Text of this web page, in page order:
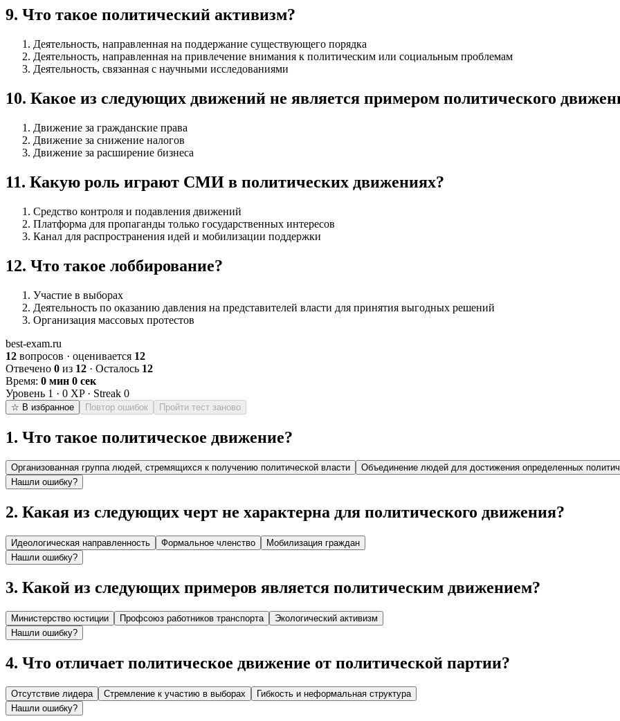
9. Что такое политический активизм?
Деятельность, направленная на поддержание существующего порядка
Деятельность, направленная на привлечение внимания к политическим или социальным проблемам
Деятельность, связанная с научными исследованиями
10. Какое из следующих движений не является примером политического
Движение за гражданские права
Движение за снижение налогов
Движение за расширение бизнеса
11. Какую роль играют СМИ в политических движениях?
Средство контроля и подавления движений
Платформа для пропаганды только государственных интересов
Канал для распространения идей и мобилизации поддержки
12. Что такое лоббирование?
Участие в выборах
Деятельность по оказанию давления на представителей власти для принятия выгодных решений
Организация массовых протестов
best-exam.ru
12 вопросов · оценивается 12
Отвечено 0 из 12 · Осталось 12
Время: 0 мин 0 сек
Уровень 1 · 0 XP · Streak 0
☆ В избранное Повтор ошибок Пройти тест заново
1. Что такое политическое движение?
Организованная группа людей, стремящихся к получению политической власти
Объединение людей для достижения определенных
Нашли ошибку?
2. Какая из следующих черт не характерна для политического движения?
Идеологическая направленность Формальное членство
Мобилизация граждан
Нашли ошибку?
3. Какой из следующих примеров является политическим движением?
Министерство юстиции Профсоюз работников транспорта
Экологический активизм
Нашли ошибку?
4. Что отличает политическое движение от политической партии?
Отсутствие лидера Стремление к участию в выборах
Гибкость и неформальная структура
Нашли ошибку?